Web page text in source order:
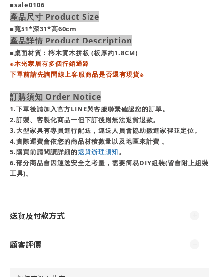
■sale0106
產品尺寸 Product Size
■寬51*深31*高60cm
產品詳情 Product Description
■桌面材質：梣木實木拼板 (板厚約1.8CM)
※木光家居有多個行銷通路
下單前請先詢問線上客服商品是否還有現貨※
訂購須知 Order Notice
1.下單後請加入官方LINE與客服聯繫確認您的訂單。
2.訂製、客製化商品一但下訂後則無法退貨退款。
3.大型家具有專員進行配送，運送人員會協助搬進家裡並定位。
4.實際運費會依您的商品材積數量以及地區來計費 。
5.購買前請閱讀詳細的退貨辦理須知。
6.部分商品會因運送安全之考量，需要簡易DIY組裝(皆會附上組裝
工具)。
送貨及付款方式
顧客評價